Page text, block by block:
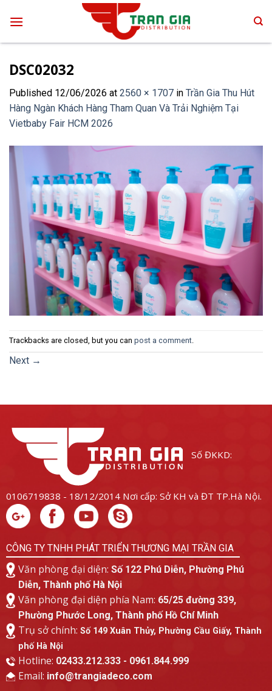
DSC02032
Published 12/06/2026 at 2560 × 1707 in Trần Gia Thu Hút
Hàng Ngàn Khách Hàng Tham Quan Và Trải Nghiệm Tại
Vietbaby Fair HCM 2026
Trackbacks are closed, but you can post a comment.
Next →
Số ĐKKD:
0106719838 - 18/12/2014 Nơi cấp: Sở KH và ĐT TP.Hà Nội.
CÔNG TY TNHH PHÁT TRIỂN THƯƠNG MẠI TRẦN GIA
Văn phòng đại diện: Số 122 Phú Diễn, Phường Phú
Diễn, Thành phố Hà Nội
Văn phòng đại diện phía Nam: 65/25 đường 339,
Phường Phước Long, Thành phố Hồ Chí Minh
Trụ sở chính: Số 149 Xuân Thủy, Phường Cầu Giấy, Thành
phố Hà Nội
Hotline: 02433.212.333 - 0961.844.999
Email: info@trangiadeco.com